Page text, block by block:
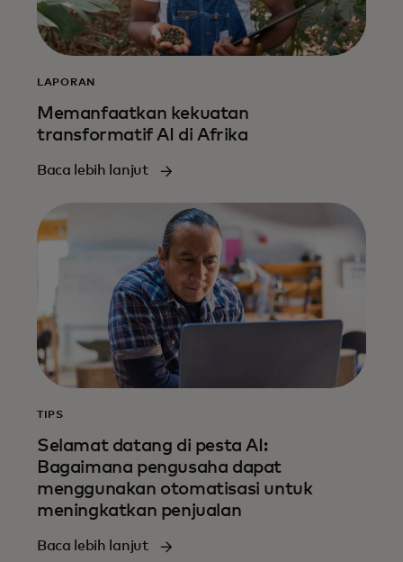
LAPORAN
Memanfaatkan kekuatan
transformatif AI di Afrika
Baca lebih lanjut
TIPS
Selamat datang di pesta AI:
Bagaimana pengusaha dapat
menggunakan otomatisasi untuk
meningkatkan penjualan
Baca lebih lanjut